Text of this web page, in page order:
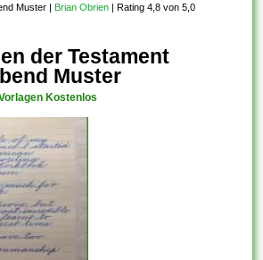
Muster Brian Obrien Rating 4,8 von 5,0
der Testament
Muster
Kostenlos